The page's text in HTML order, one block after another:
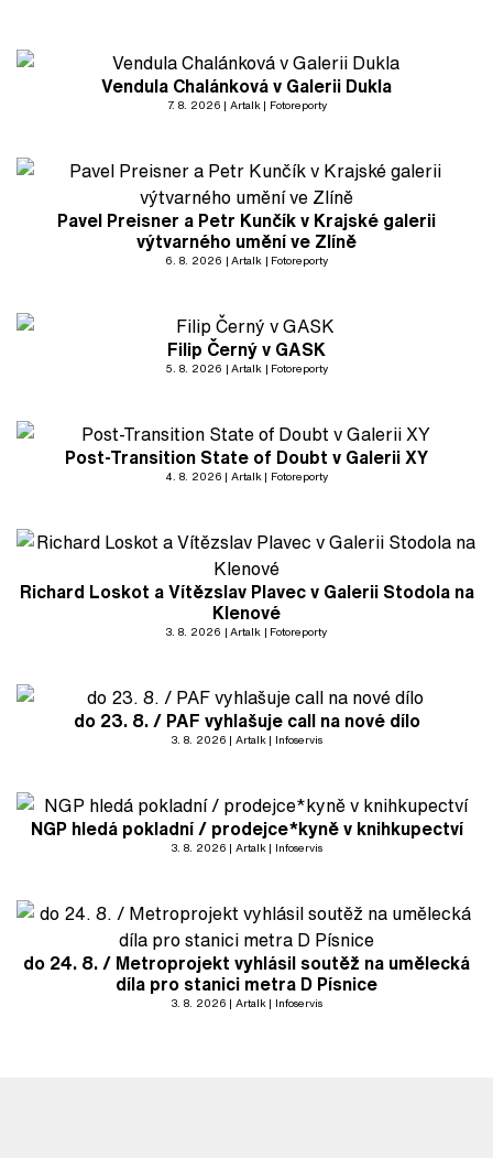
Vendula Chalánková v Galerii Dukla
7. 8. 2026 Artalk Fotoreporty
Pavel Preisner a Petr Kunčík v Krajské galerii
výtvarného umění ve Zlíně
6. 8. 2026 Artalk Fotoreporty
Filip Černý v GASK
5. 8. 2026 Artalk Fotoreporty
Post-Transition State of Doubt v Galerii XY
4. 8. 2026 Artalk Fotoreporty
Richard Loskot a Vítězslav Plavec v Galerii Stodola na
Klenové
3. 8. 2026 Artalk Fotoreporty
do 23. 8. / PAF vyhlašuje call na nové dílo
3. 8. 2026 Artalk Infoservis
NGP hledá pokladní / prodejce*kyně v knihkupectví
3. 8. 2026 Artalk Infoservis
do 24. 8. / Metroprojekt vyhlásil soutěž na umělecká
díla pro stanici metra D Písnice
3. 8. 2026 Artalk Infoservis